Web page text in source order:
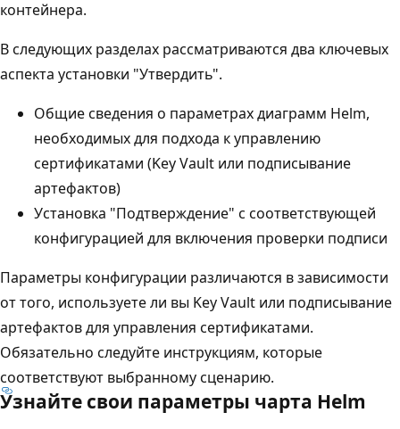
контейнера.
В следующих разделах рассматриваются два ключевых
аспекта установки "Утвердить".
Общие сведения о параметрах диаграмм Helm,
необходимых для подхода к управлению
сертификатами (Key Vault или подписывание
артефактов)
Установка "Подтверждение" с соответствующей
конфигурацией для включения проверки подписи
Параметры конфигурации различаются в зависимости
от того, используете ли вы Key Vault или подписывание
артефактов для управления сертификатами.
Обязательно следуйте инструкциям, которые
соответствуют выбранному сценарию.
Узнайте свои параметры чарта Helm